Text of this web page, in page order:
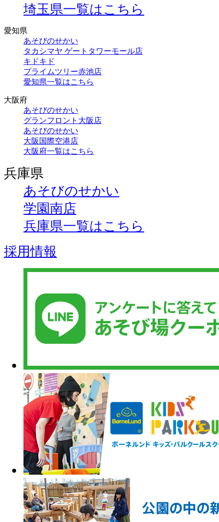
埼玉県一覧はこちら
愛知県
あそびのせかい
タカシマヤ ゲートタワーモール店
キドキド
プライムツリー赤池店
愛知県一覧はこちら
大阪府
あそびのせかい
グランフロント大阪店
あそびのせかい
大阪国際空港店
大阪府一覧はこちら
兵庫県
あそびのせかい
学園南店
兵庫県一覧はこちら
採用情報